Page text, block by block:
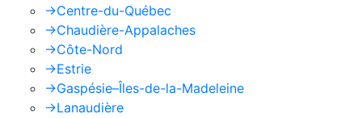
->Centre-du-Québec
->Chaudière-Appalaches
->Côte-Nord
->Estrie
->Gaspésie–Îles-de-la-Madeleine
->Lanaudière